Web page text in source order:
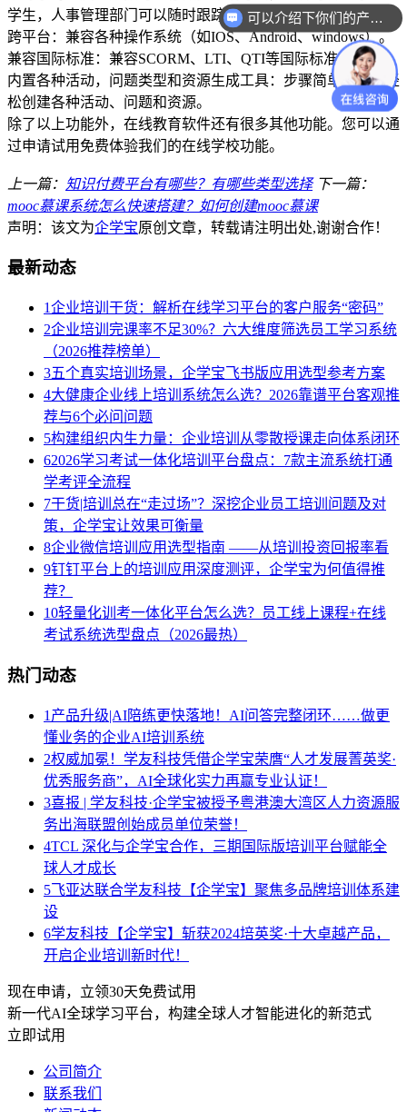
学生，人事管理部门可以随时跟踪学习进度。
跨平台：兼容各种操作系统（如IOS、Android、windows）。
兼容国际标准：兼容SCORM、LTI、QTI等国际标准。
内置各种活动，问题类型和资源生成工具：步骤简单，可以轻
松创建各种活动、问题和资源。
除了以上功能外，在线教育软件还有很多其他功能。您可以通
过申请试用免费体验我们的在线学校功能。
上一篇： 知识付费平台有哪些？有哪些类型选择 下一篇：
mooc慕课系统怎么快速搭建？如何创建mooc慕课
声明：该文为企学宝原创文章，转载请注明出处,谢谢合作！
最新动态
1企业培训干货：解析在线学习平台的客户服务“密码”
2企业培训完课率不足30%？六大维度筛选员工学习系统
（2026推荐榜单）
3五个真实培训场景，企学宝飞书版应用选型参考方案
4大健康企业线上培训系统怎么选？2026靠谱平台客观推
荐与6个必问问题
5构建组织内生力量：企业培训从零散授课走向体系闭环
62026学习考试一体化培训平台盘点：7款主流系统打通
学考评全流程
7干货|培训总在“走过场”？深挖企业员工培训问题及对
策，企学宝让效果可衡量
8企业微信培训应用选型指南 ——从培训投资回报率看
9钉钉平台上的培训应用深度测评，企学宝为何值得推
荐？
10轻量化训考一体化平台怎么选？员工线上课程+在线
考试系统选型盘点（2026最热）
热门动态
1 产品升级|AI陪练更快落地！AI问答完整闭环……做更
懂业务的企业AI培训系统
2权威加冕！学友科技凭借企学宝荣膺“人才发展菁英奖·
优秀服务商”，AI全球化实力再赢专业认证！
3喜报 | 学友科技·企学宝被授予粤港澳大湾区人力资源服
务出海联盟创始成员单位荣誉！
4TCL 深化与企学宝合作，三期国际版培训平台赋能全
球人才成长
5飞亚达联合学友科技【企学宝】聚焦多品牌培训体系建
设
6学友科技【企学宝】斩获2024培英奖·十大卓越产品，
开启企业培训新时代！
现在申请，立领30天免费试用
新一代AI全球学习平台，构建全球人才智能进化的新范式
立即试用
公司简介
联系我们
可以介绍下你们的产品么？